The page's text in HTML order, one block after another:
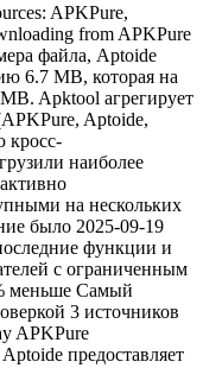
APKPure,
from APKPure
файла, Aptoide
6.7 MB, которая на
Apktool агрегирует
Aptoide,
кросс-
наиболее
на нескольких
было 2025-09-19
функции и
с ограниченным
меньше Самый
3 источников
APKPure
предоставляет